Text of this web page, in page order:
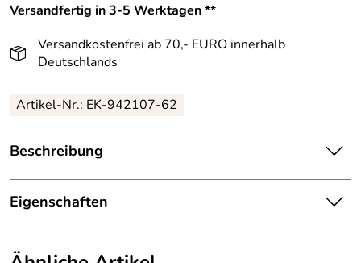
Versandfertig in 3-5 Werktagen **
Versandkostenfrei ab 70,- EURO innerhalb
Deutschlands
Artikel-Nr.: EK-942107-62
Beschreibung
Happy Girls Kinderkleid Mädchen Kleid Blüten blau:
Schwelgen Sie in einem blauen Blütenmeer.
orange gekettelten Abschlüsse
Eigenschaften